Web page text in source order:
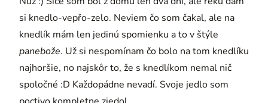
si knedlo-vepřo-zelo. Neviem čo som čakal, ale na
knedlík mám len jedinú spomienku a to v štýle
panebože. Už si nespomínam čo bolo na tom knedlíku
najhoršie, no najskôr to, že s knedlíkom nemal nič
spoločné :D Každopádne nevadí. Svoje jedlo som